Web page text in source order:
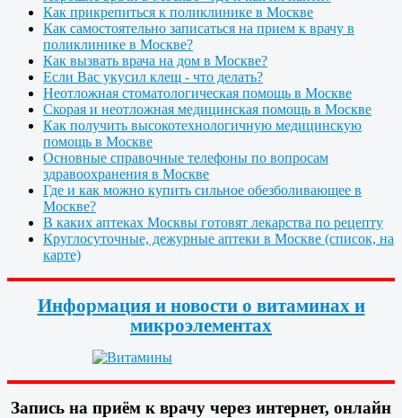
Как прикрепиться к поликлинике в Москве
Как самостоятельно записаться на прием к врачу в
поликлинике в Москве?
Как вызвать врача на дом в Москве?
Если Вас укусил клещ - что делать?
Неотложная стоматологическая помощь в Москве
Скорая и неотложная медицинская помощь в Москве
Как получить высокотехнологичную медицинскую
помощь в Москве
Основные справочные телефоны по вопросам
здравоохранения в Москве
Где и как можно купить сильное обезболивающее в
Москве?
В каких аптеках Москвы готовят лекарства по рецепту
Круглосуточные, дежурные аптеки в Москве (список, на
карте)
Информация и новости о витаминах и
микроэлементах
Запись на приём к врачу через интернет, онлайн